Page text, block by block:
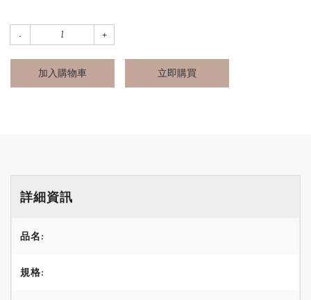
加入購物車 立即購買
詳細資訊
品名:
規格: